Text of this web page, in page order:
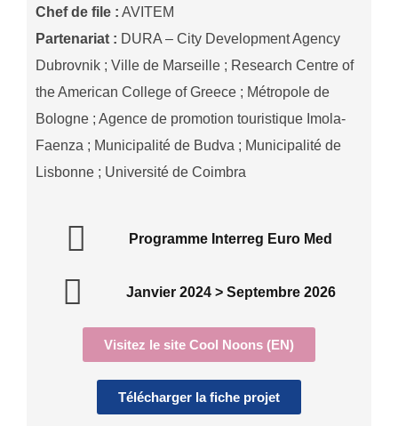
Chef de file : AVITEM
Partenariat : DURA – City Development Agency
Dubrovnik ; Ville de Marseille ; Research Centre of
the American College of Greece ; Métropole de
Bologne ; Agence de promotion touristique Imola-
Faenza ; Municipalité de Budva ; Municipalité de
Lisbonne ; Université de Coimbra
Programme Interreg Euro Med
Janvier 2024 > Septembre 2026
Visitez le site Cool Noons (EN)
Télécharger la fiche projet